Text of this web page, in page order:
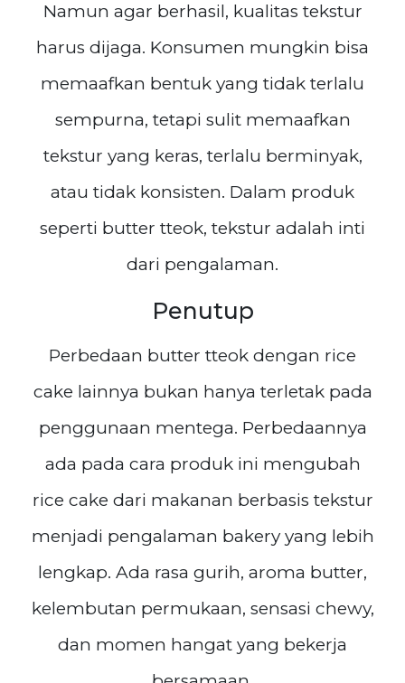
Namun agar berhasil, kualitas tekstur
harus dijaga. Konsumen mungkin bisa
memaafkan bentuk yang tidak terlalu
sempurna, tetapi sulit memaafkan
tekstur yang keras, terlalu berminyak,
atau tidak konsisten. Dalam produk
seperti butter tteok, tekstur adalah inti
dari pengalaman.
Penutup
Perbedaan butter tteok dengan rice
cake lainnya bukan hanya terletak pada
penggunaan mentega. Perbedaannya
ada pada cara produk ini mengubah
rice cake dari makanan berbasis tekstur
menjadi pengalaman bakery yang lebih
lengkap. Ada rasa gurih, aroma butter,
kelembutan permukaan, sensasi chewy,
dan momen hangat yang bekerja